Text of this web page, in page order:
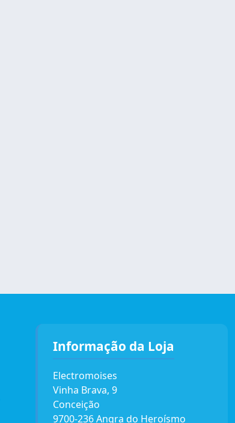
Informação da Loja
Electromoises
Vinha Brava, 9
Conceição
9700-236 Angra do Heroísmo